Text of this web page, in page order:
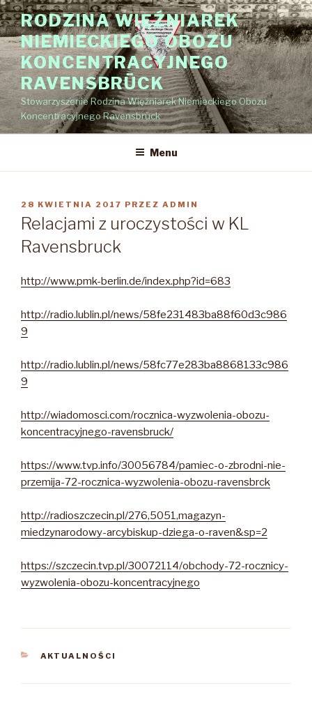
Przejdź
do
treści
RODZINA WIĘŹNIAREK
NIEMIECKIEGO OBOZU
KONCENTRACYJNEGO
RAVENSBRÜCK
Stowarzyszenie Rodzina Więźniarek Niemieckiego Obozu
Koncentracyjnego Ravensbrück
Menu
OPUBLIKOWANE
W
28 KWIETNIA 2017 PRZEZ ADMIN
Relacjami z uroczystości w KL
Ravensbruck
http://www.pmk-berlin.de/index.php?id=683
http://radio.lublin.pl/news/58fe231483ba88f60d3c986
9
http://radio.lublin.pl/news/58fc77e283ba8868133c986
9
http://wiadomosci.com/rocznica-wyzwolenia-obozu-
koncentracyjnego-ravensbruck/
https://www.tvp.info/30056784/pamiec-o-zbrodni-nie-
przemija-72-rocznica-wyzwolenia-obozu-ravensbrck
http://radioszczecin.pl/276,5051,magazyn-
miedzynarodowy-arcybiskup-dziega-o-raven&sp=2
https://szczecin.tvp.pl/30072114/obchody-72-rocznicy-
wyzwolenia-obozu-koncentracyjnego
KATEGORIE
AKTUALNOŚCI